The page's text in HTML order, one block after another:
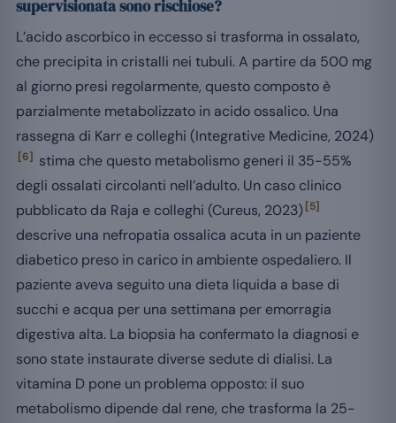
supervisionata sono rischiose?
L’acido ascorbico in eccesso si trasforma in ossalato,
che precipita in cristalli nei tubuli. A partire da 500 mg
al giorno presi regolarmente, questo composto è
parzialmente metabolizzato in acido ossalico. Una
rassegna di Karr e colleghi (Integrative Medicine, 2024)
[6]
stima che questo metabolismo generi il 35-55%
degli ossalati circolanti nell’adulto. Un caso clinico
pubblicato da Raja e colleghi (Cureus, 2023) [5]
descrive una nefropatia ossalica acuta in un paziente
diabetico preso in carico in ambiente ospedaliero. Il
paziente aveva seguito una dieta liquida a base di
succhi e acqua per una settimana per emorragia
digestiva alta. La biopsia ha confermato la diagnosi e
sono state instaurate diverse sedute di dialisi. La
vitamina D pone un problema opposto: il suo
metabolismo dipende dal rene, che trasforma la 25-